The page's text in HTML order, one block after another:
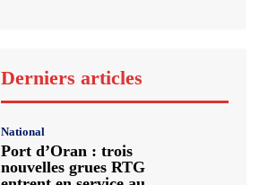
Derniers articles
National
Port d’Oran : trois
nouvelles grues RTG